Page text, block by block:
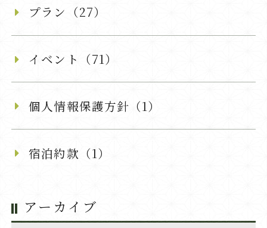
プラン（27）
イベント（71）
個人情報保護方針（1）
宿泊約款（1）
アーカイブ